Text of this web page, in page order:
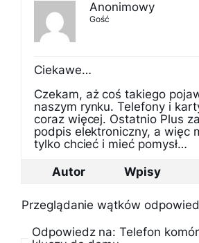
Anonimowy
Gość
Ciekawe…
Czekam, aż coś takiego
naszym rynku. Telefony i
coraz więcej. Ostatnio Plus
podpis elektroniczny, a więc
tylko chcieć i mieć pomysł…
Autor
Wpisy
Przeglądanie wątków
Odpowiedz na: Telefon